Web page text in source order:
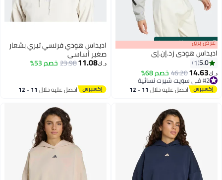
00m:00s
·باقي 100% عرض برق
اديداس هودي زد.إن.إي
5.0
1
د.ك‏14.63
46.20خصم 68%
#2 في سويت شيرت نسائية
#2 في سويت شيرت نسائية احصل عليه خلال 11 - 12
اديداس هودي فرنسي تيري بشعار
صغير أساسي
د.ك‏11.08
23.98خصم 53%
احصل عليه خلال 11 - 12